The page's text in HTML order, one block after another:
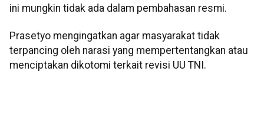
ini mungkin tidak ada dalam pembahasan resmi.
Prasetyo mengingatkan agar masyarakat tidak
terpancing oleh narasi yang mempertentangkan atau
menciptakan dikotomi terkait revisi UU TNI.